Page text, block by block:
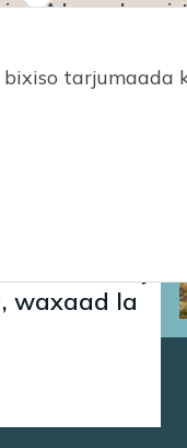
Adeegyada
jiro
dhabarta
ilaa ay
waxaad la
tarjumaada